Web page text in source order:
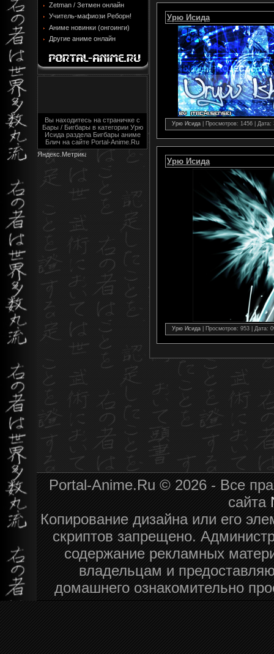
Zetman / Зетмен онлайн
Учитель-мафиози Реборн!
Аниме новинки (онгоинги)
Другие аниме онлайн
Вы находитесь на страничке с
Бары / Бигбары в категории Урю
Исида раздела Бигбары аниме
Блич на сайте Portal-Anime.Ru
Урю Исида
Урю Исида | Просмотров: 1456 | Дата:
Урю Исида
Урю Исида | Просмотров: 953 | Дата:
Portal-Anime.Ru © 2026 - Все
сайта
Копирование дизайна или его
скриптов запрещено.
содержание рекламных
владельцам и
домашнего ознакомительно